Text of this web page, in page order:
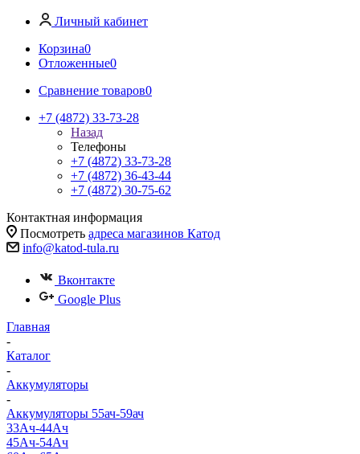
Личный кабинет
Корзина0
Отложенные0
Сравнение товаров0
+7 (4872) 33-73-28
Назад
Телефоны
+7 (4872) 33-73-28
+7 (4872) 36-43-44
+7 (4872) 30-75-62
Контактная информация
Посмотреть адреса магазинов Катод
info@katod-tula.ru
Вконтакте
Google Plus
Главная
-
Каталог
-
Аккумуляторы
-
Аккумуляторы 55ач-59ач
33Ач-44Ач
45Ач-54Ач